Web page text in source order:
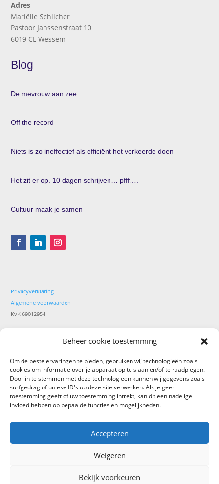
Beheer cookie toestemming
Om de beste ervaringen te bieden, gebruiken wij technologieën zoals
cookies om informatie over je apparaat op te slaan en/of te raadplegen.
Door in te stemmen met deze technologieën kunnen wij gegevens zoals
surfgedrag of unieke ID's op deze site verwerken. Als je geen
toestemming geeft of uw toestemming intrekt, kan dit een nadelige
invloed hebben op bepaalde functies en mogelijkheden.
Accepteren
Weigeren
Bekijk voorkeuren
Adres
Mariëlle Schlicher
Pastoor Janssenstraat 10
6019 CL Wessem
Blog
De mevrouw aan zee
Off the record
Niets is zo ineffectief als efficiënt het verkeerde doen
Het zit er op. 10 dagen schrijven… pfff….
Cultuur maak je samen
Privacyverklaring
Algemene voorwaarden
KvK 69012954
Coaching per e-mail voor persoonlijke groei en innerlijke
Eerste hulp bij paniekaanval